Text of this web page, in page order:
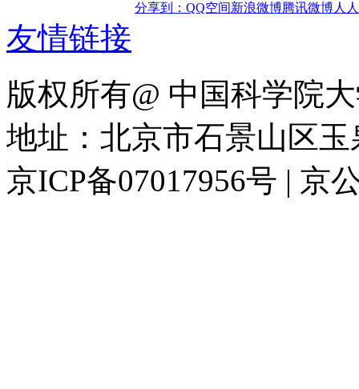
分享到： QQ空间新浪微博腾讯微博人
友情链接
版权所有@ 中国科学院
地址：北京市石景山区
京ICP备07017956号 | 京